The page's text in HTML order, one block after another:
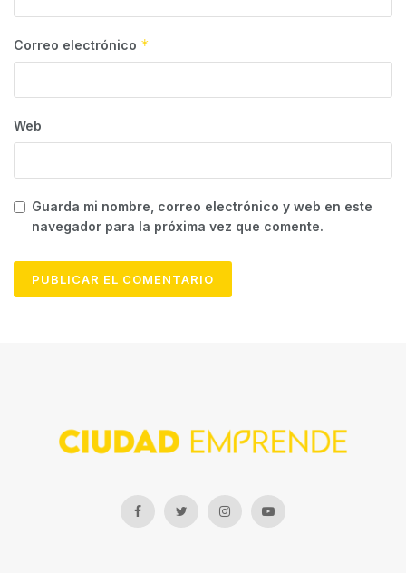
Correo electrónico *
Web
Guarda mi nombre, correo electrónico y web en este
navegador para la próxima vez que comente.